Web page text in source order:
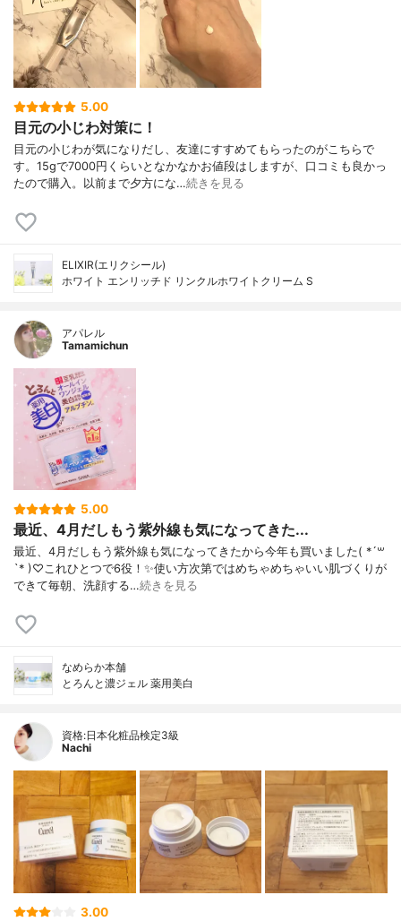
5.00
目元の小じわ対策に！
目元の小じわが気になりだし、友達にすすめてもらったのがこちらで
す。15gで7000円くらいとなかなかお値段はしますが、口コミも良かっ
たので購入。以前まで夕方にな…続きを見る
ELIXIR(エリクシール)
ホワイト エンリッチド リンクルホワイトクリーム S
アパレル
Tamamichun
5.00
最近、4月だしもう紫外線も気になってきた...
最近、4月だしもう紫外線も気になってきたから今年も買いました( *´꒳
`* )♡これひとつで6役！✨使い方次第ではめちゃめちゃいい肌づくりが
できて毎朝、洗顔する…続きを見る
なめらか本舗
とろんと濃ジェル 薬用美白
資格:日本化粧品検定3級
Nachi
3.00